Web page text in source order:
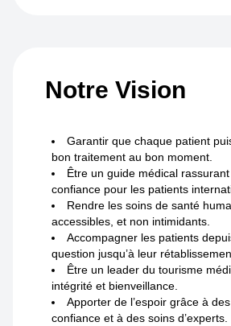
Notre Vision
Garantir que chaque patient
bon traitement au bon moment.
Être un guide médical
confiance pour les patients
Rendre les soins de santé
accessibles, et non intimidants.
Accompagner les patients
question jusqu’à leur
Être un leader du tourisme
intégrité et bienveillance.
Apporter de l’espoir grâce à
confiance et à des soins d’experts.